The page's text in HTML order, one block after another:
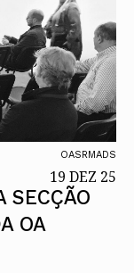
OASRMADS
19 DEZ 25
SECÇÃO
OA